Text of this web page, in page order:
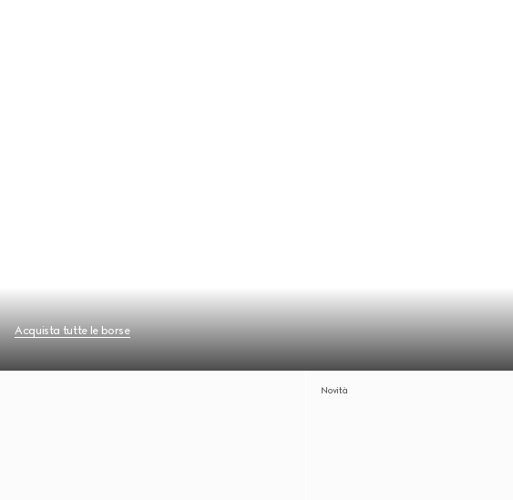
Acquista tutte le borse
Novità